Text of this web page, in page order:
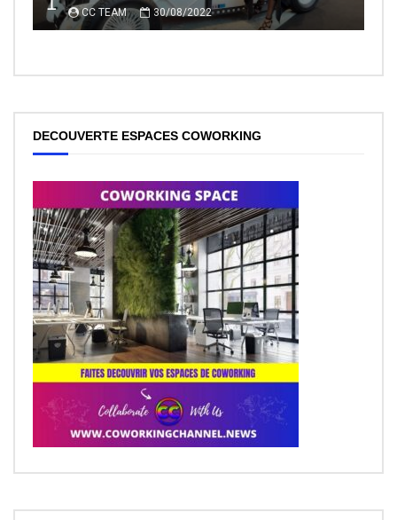
CC TEAM 30/08/2022
DECOUVERTE ESPACES COWORKING